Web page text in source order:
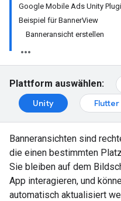
Google Mobile Ads Unity
Beispiel für BannerView
Banneransicht erstellen
Plattform auswählen:
Unity
Flutter
Banneransichten sind
die einen bestimmten
Sie bleiben auf dem
App interagieren, und
automatisch aktualisiert